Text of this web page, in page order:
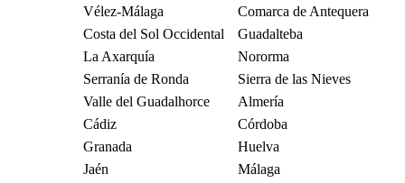
Vélez-Málaga
Comarca de Antequera
Costa del Sol Occidental
Guadalteba
La Axarquía
Nororma
Serranía de Ronda
Sierra de las Nieves
Valle del Guadalhorce
Almería
Cádiz
Córdoba
Granada
Huelva
Jaén
Málaga